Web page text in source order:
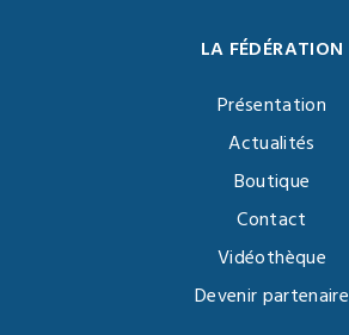
LA FÉDÉRATION
Présentation
Actualités
Boutique
Contact
Vidéothèque
Devenir partenaire